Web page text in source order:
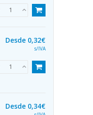
Desde 0,32€
s/IVA
Desde 0,34€